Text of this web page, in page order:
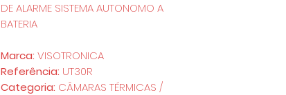
DE ALARME SISTEMA AUTONOMO A
BATERIA
Marca: VISOTRONICA
Referência: UT30R
Categoria: CÂMARAS TÉRMICAS /